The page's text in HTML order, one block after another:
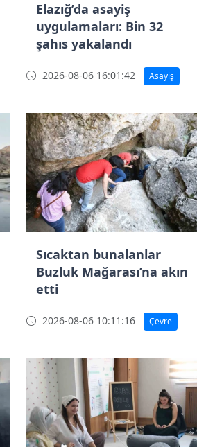
Elazığ’da asayiş
uygulamaları: Bin 32
şahıs yakalandı
2026-08-06 16:01:42 Asayiş
Sıcaktan bunalanlar
Buzluk Mağarası’na akın
etti
2026-08-06 10:11:16 Çevre